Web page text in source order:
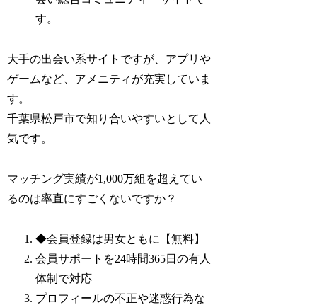
す。
大手の出会い系サイトですが、アプリや
ゲームなど、アメニティが充実していま
す。
千葉県松戸市で知り合いやすいとして人
気です。
マッチング実績が1,000万組を超えてい
るのは率直にすごくないですか？
◆会員登録は男女ともに【無料】
会員サポートを24時間365日の有人
体制で対応
プロフィールの不正や迷惑行為な